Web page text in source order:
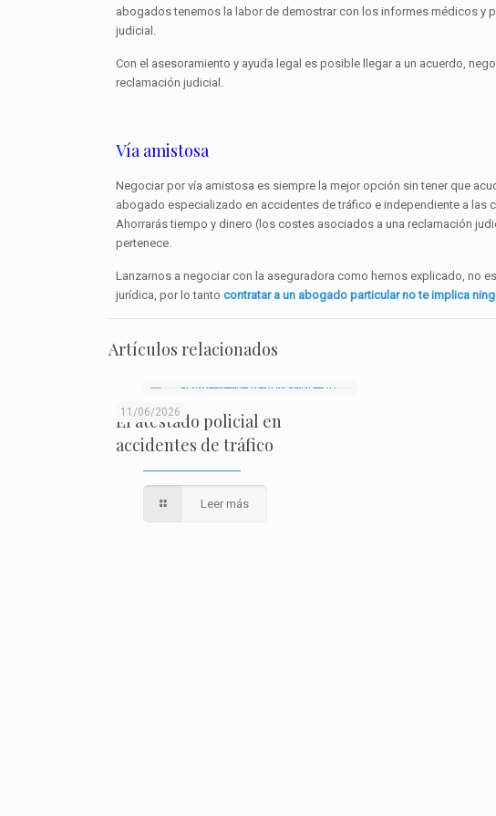
abogados tenemos la labor de demostrar con los informes médicos y
judicial.
Con el asesoramiento y ayuda legal es posible llegar a un acuerdo,
reclamación judicial.
Vía amistosa
Negociar por vía amistosa es siempre la mejor opción sin tener que
abogado especializado en accidentes de tráfico e independiente a las
Ahorrarás tiempo y dinero (los costes asociados a una reclamación
pertenece.
Lanzarnos a negociar con la aseguradora como hemos explicado, no
jurídica, por lo tantocontratar a un abogado particular no te implica
Artículos relacionados
11/06/2026
El atestado policial en
accidentes de tráfico
Leer más